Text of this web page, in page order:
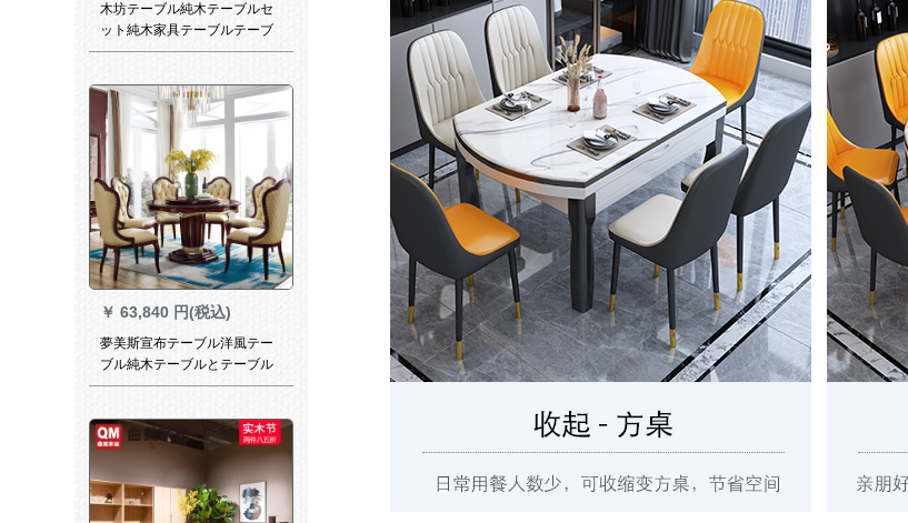
木坊テーブル純木テーブルセ
ット純木家具テーブルテーブ
ル純木テーブルテーブルテー
クミの木T 1305テーブル
（1.48メートル）からクルミ
の木を直下に輸入します。
￥ 63,840 円(税込)
夢美斯宣布テーブル洋風テー
ブル純木テーブルとテーブル
の組み合わせ丸テーブルテー
リカ純木円テーブルYG 903
1.3 mテーブル